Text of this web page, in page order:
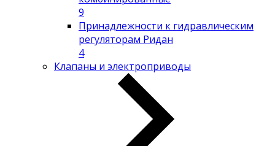
9
Принадлежности к гидравлическим
регуляторам Ридан
4
Клапаны и электроприводы